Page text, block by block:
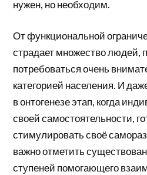
нужен, но необходим.
От функциональной
страдает множество людей,
потребоваться очень
категорией населения. И
в онтогенезе этап, когда
своей самостоятельности,
стимулировать своё
важно отметить
ступеней помогающего